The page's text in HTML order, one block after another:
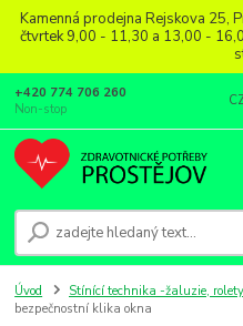
Kamenná prodejna Rejskova 25,
čtvrtek 9,00 - 11,30 a 13,00 -
+420 774 706 260
Non-stop
Úvod Stínící technika -žaluzie,
bezpečnostní klika okna